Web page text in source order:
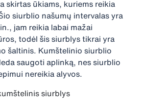
skirtas ūkiams, kuriems reikia
siurblio našumų intervalas yra
jam reikia labai mažai
todėl šis siurblys tikrai yra
šaltinis. Kumštelinio siurblio
saugoti aplinką, nes siurblio
nereikia alyvos.
siurblys